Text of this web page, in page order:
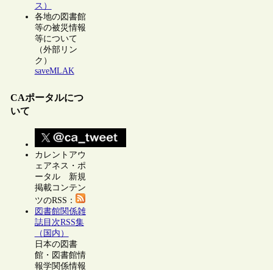
ス）
各地の図書館
等の被災情報
等について
（外部リン
ク）
saveMLAK
CAポータルにつ
いて
カレントアウ
ェアネス・ポ
ータル 新規
掲載コンテン
ツのRSS：
図書館関係雑
誌目次RSS集
（国内）
日本の図書
館・図書館情
報学関係情報